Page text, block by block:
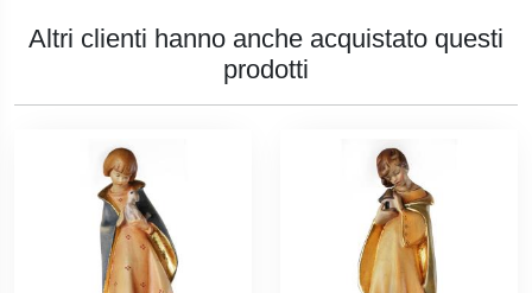
Altri clienti hanno anche acquistato questi
prodotti